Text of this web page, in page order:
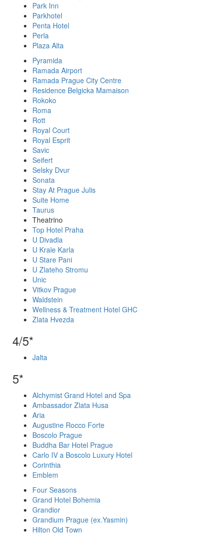
Park Inn
Parkhotel
Penta Hotel
Perla
Plaza Alta
Pyramida
Ramada Airport
Ramada Prague City Centre
Residence Belgicka Mamaison
Rokoko
Roma
Rott
Royal Court
Royal Esprit
Savic
Seifert
Selsky Dvur
Sonata
Stay At Prague Julis
Suite Home
Taurus
Theatrino
Top Hotel Praha
U Divadla
U Krale Karla
U Stare Pani
U Zlateho Stromu
Unic
Vitkov Prague
Waldstein
Wellness & Treatment Hotel GHC
Zlata Hvezda
4/5*
Jalta
5*
Alchymist Grand Hotel and Spa
Ambassador Zlata Husa
Aria
Augustine Rocco Forte
Boscolo Prague
Buddha Bar Hotel Prague
Carlo IV a Boscolo Luxury Hotel
Corinthia
Emblem
Four Seasons
Grand Hotel Bohemia
Grandior
Grandium Prague (ex.Yasmin)
Hilton Old Town